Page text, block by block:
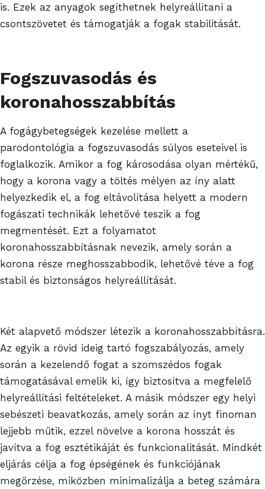
is. Ezek az anyagok segíthetnek helyreállítani a
csontszövetet és támogatják a fogak stabilitását.
Fogszuvasodás és
koronahosszabbítás
A fogágybetegségek kezelése mellett a
parodontológia a fogszuvasodás súlyos eseteivel is
foglalkozik. Amikor a fog károsodása olyan mértékű,
hogy a korona vagy a töltés mélyen az íny alatt
helyezkedik el, a fog eltávolítása helyett a modern
fogászati technikák lehetővé teszik a fog
megmentését. Ezt a folyamatot
koronahosszabbításnak nevezik, amely során a
korona része meghosszabbodik, lehetővé téve a fog
stabil és biztonságos helyreállítását.
Két alapvető módszer létezik a koronahosszabbításra.
Az egyik a rövid ideig tartó fogszabályozás, amely
során a kezelendő fogat a szomszédos fogak
támogatásával emelik ki, így biztosítva a megfelelő
helyreállítási feltételeket. A másik módszer egy helyi
sebészeti beavatkozás, amely során az ínyt finoman
lejjebb műtik, ezzel növelve a korona hosszát és
javítva a fog esztétikáját és funkcionalitását. Mindkét
eljárás célja a fog épségének és funkciójának
megőrzése, miközben minimalizálja a beteg számára